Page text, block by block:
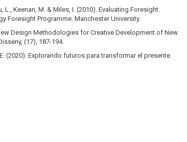
L., Keenan, M. & Miles, I. (2010). Evaluating Foresight.
Foresight Programme. Manchester University.
Design Methodologies for Creative Development of New
(17), 187-194.
(2020). Explorando futuros para transformar el presente.